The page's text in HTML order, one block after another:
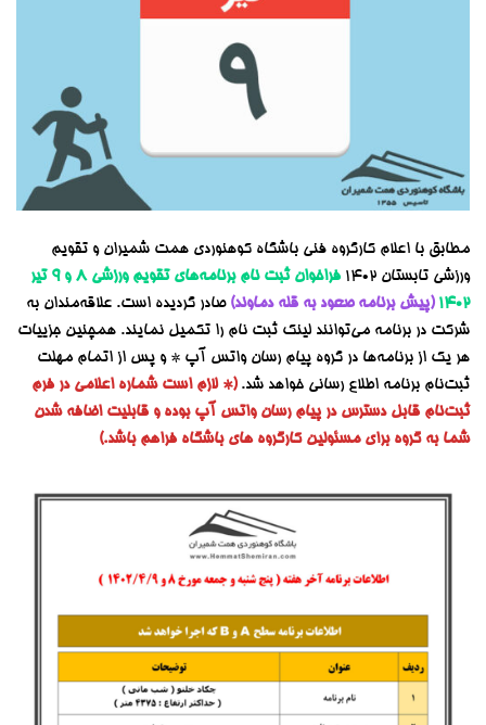
مطابق با اعلام کارگروه فنی باشگاه کوهنوردی همت شمیران و تقویم
ورزشی تابستان ۱۴۰۲
فراخوان ثبت نام برنامه‌های تقویم ورزشی ۸ و ۹ تیر
۱۴۰۲ (پیش برنامه صعود به قله دماوند) صادر گردیده است. علاقه‌مندان به
شرکت در برنامه می‌توانند لینک ثبت نام را تکمیل نمایند. همچنین جزییات
هر یک از برنامه‌ها در گروه پیام رسان واتس آپ * و پس از اتمام مهلت
ثبت‌نام برنامه اطلاع رسانی خواهد شد. (* لازم است شماره اعلامی در فرم
ثبت‌نام قابل دسترس در پیام رسان واتس آپ بوده و قابلیت اضافه شدن
شما به گروه برای مسئولین کارگروه های باشگاه فراهم باشد.)